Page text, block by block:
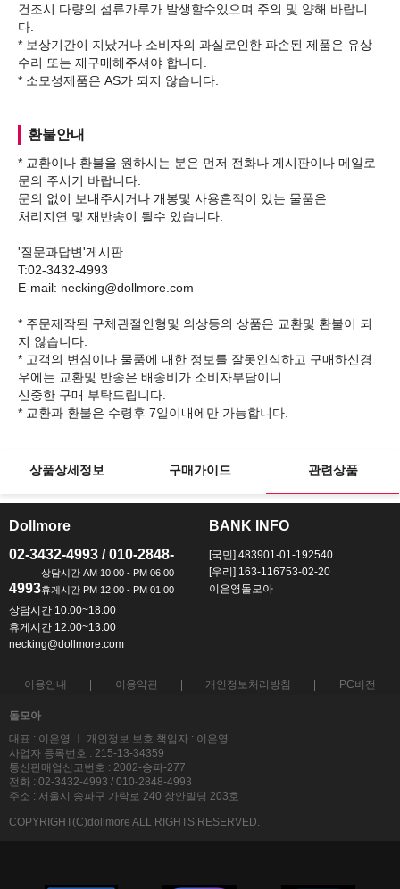
건조시 다량의 섬류가루가 발생할수있으며 주의 및 양해 바랍니
다.
* 보상기간이 지났거나 소비자의 과실로인한 파손된 제품은 유상
수리 또는 재구매해주셔야 합니다.
환불안내
* 교환이나 환불을 원하시는 분은 먼저 전화나 게시판이나 메일로
문의 주시기 바랍니다.
문의 없이 보내주시거나 개봉및 사용흔적이 있는 물품은
처리지연 및 재반송이 될수 있습니다.
'질문과답변'게시판
T:02-3432-4993
E-mail: necking@dollmore.com
* 주문제작된 구체관절인형및 의상등의 상품은 교환및 환불이 되
지 않습니다.
* 고객의 변심이나 물품에 대한 정보를 잘못인식하고 구매하신경
우에는 교환및 반송은 배송비가 소비자부담이니
신중한 구매 부탁드립니다.
상품상세정보 구매가이드 관련상품
Dollmore
02-3432-4993 / 010-2848-
4993
상담시간 10:00~18:00
휴게시간 12:00~13:00
necking@dollmore.com
BANK INFO
[국민] 483901-01-192540
[우리] 163-116753-02-20
이은영돌모아
이용안내 이용약관 개인정보처리방침 PC버전
돌모아
대표 : 이은영 ㅣ 개인정보 보호 책임자 : 이은영
사업자 등록번호 : 215-13-34359
통신판매업신고번호 : 2002-송파-277
전화 : 02-3432-4993 / 010-2848-4993
주소 : 서울시 송파구 가락로 240 장안빌딩 203호
COPYRIGHT(C)dollmore ALL RIGHTS RESERVED.